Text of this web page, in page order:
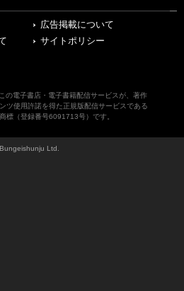
広告掲載について
サイトポリシー
の電子書店・電子書籍配信サービスが、著作
ツ使用許諾を得た正規版配信サービスである
標（登録番号6091713号）です。
Ltd.